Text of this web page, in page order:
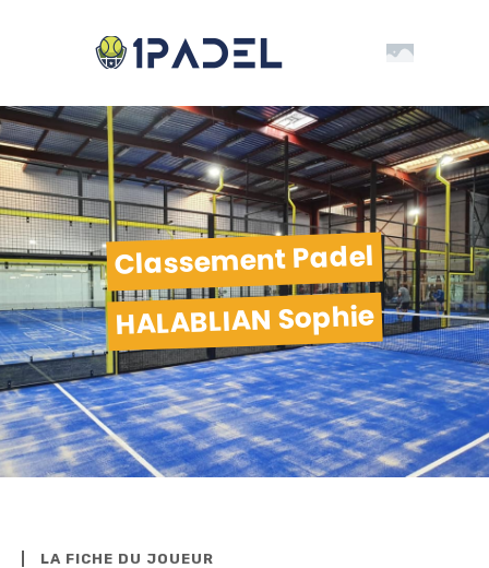
Classement Padel
HALABLIAN Sophie
LA FICHE DU JOUEUR